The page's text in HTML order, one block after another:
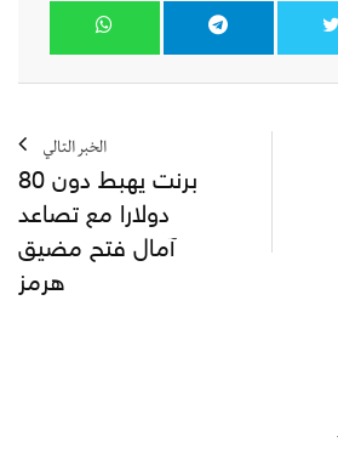
الخبر التالي
برنت يهبط دون 80
دولارا مع تصاعد
آمال فتح مضيق
هرمز